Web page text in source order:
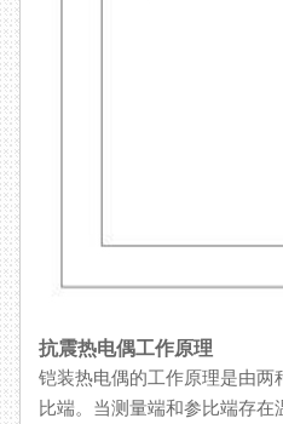
抗震热电偶工作原理
铠装热电偶的工作原理是由两种
比端。当测量端和参比端存在